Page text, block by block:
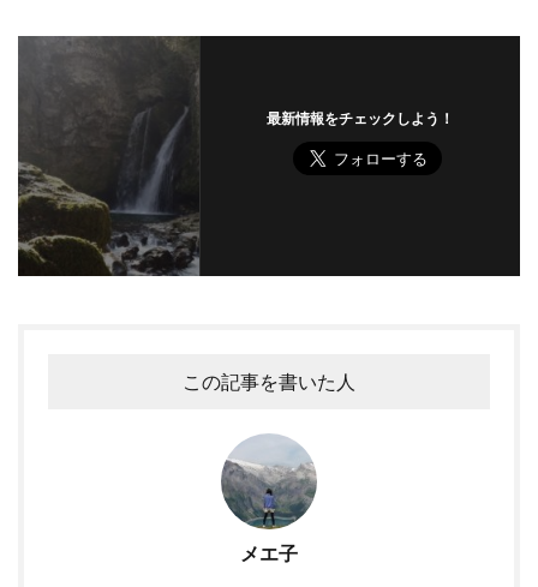
最新情報をチェックしよう！
この記事を書いた人
メエ子